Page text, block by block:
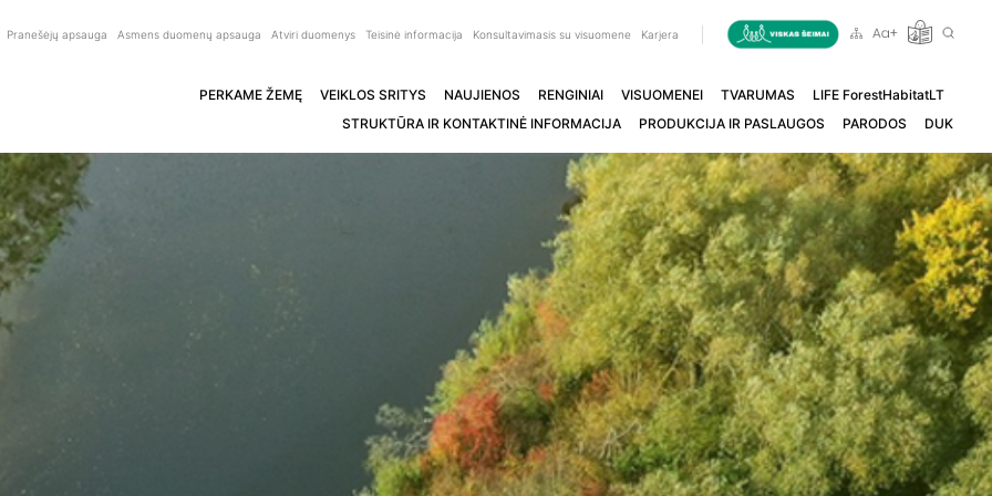
Pranešėjų apsauga Asmens duomenų apsauga Atviri duomenys Teisinė informacija Konsultavimasis su visuomene Karjera
PERKAME ŽEMĘ VEIKLOS SRITYS NAUJIENOS RENGINIAI VISUOMENEI TVARUMAS
LIFE ForestHabitatLT
STRUKTŪRA IR KONTAKTINĖ INFORMACIJA
PRODUKCIJA IR PASLAUGOS PARODOS DUK